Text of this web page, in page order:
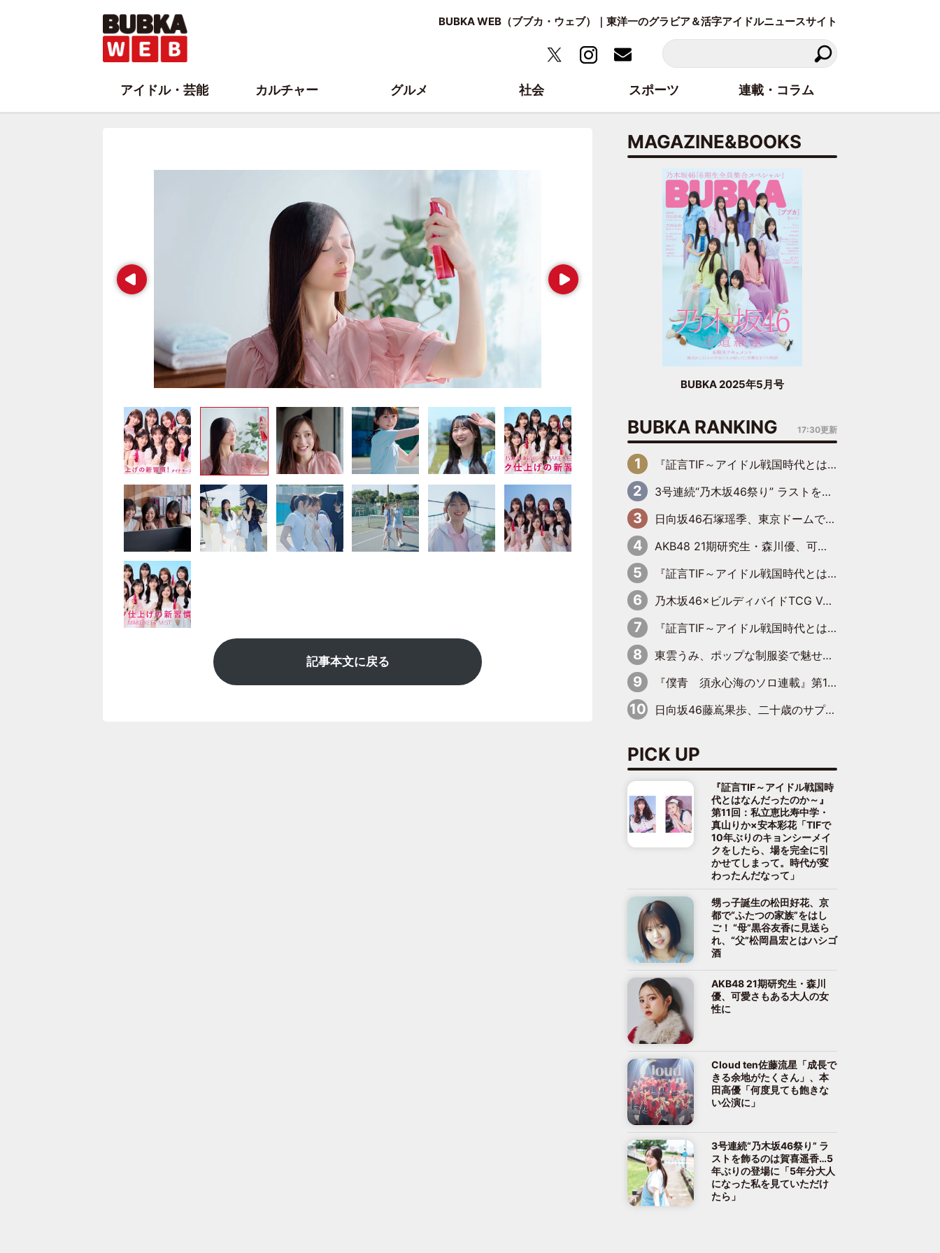
BUBKA WEB（ブブカ・ウェブ）｜東洋一のグラビア＆活字アイドルニュースサイト
Prev Next
記事本文に戻る
MAGAZINE&BOOKS
BUBKA 2025年5月号
BUBKA RANKING 17:30更新
『証言TIF～アイドル戦国時代とはなんだったのか～』第6回：でんぱ組.inc・古川未鈴×相沢梨紗「『ハロプロやりたかったな』って言ったら、夢眠ねむさんに『てめえはでんぱ組．incなんだよ！』って肩パンされて(笑)」
3号連続“乃木坂46祭り” ラストを飾るのは賀喜遥香…5年ぶりの登場に「5年分大人になった私を見ていただけたら」
日向坂46石塚瑶季、東京ドームで“観戦バレ”！ ナイツ・塙も認めた「巨人に詳しすぎるアイドル」は元VENUSスクール生で杉内コーチ推し⁉
AKB48 21期研究生・森川優、可愛さもある大人の女性に
『証言TIF～アイドル戦国時代とはなんだったのか～』第10回：さくら学院・武藤彩未×飯田らうら「正直、中3で辞めるというのを信じてなくて。そう言われてはいたけど、嘘でしょって」
乃木坂46×ビルディバイドTCG Vol.2公開 賀喜遥香＆田村真佑が『京まふ』ステージに登壇
『証言TIF～アイドル戦国時代とはなんだったのか～』第8回：Negicco・Nao☆×Megu×Kaede「東京からオファーが来たのと、梨の皮剥きとどっちが大事なんだって」
東雲うみ、ポップな制服姿で魅せる“東雲グリーン”の正体
『僕青 須永心海のソロ連載』第18回：「バーゲンセールハンターみうな inしまむら」編
日向坂46藤嶌果歩、二十歳のサプライズバースデーに大喜び「頼られる先輩になれるように努力していきたい」
PICK UP
『証言TIF～アイドル戦国時
代とはなんだったのか～』
第11回：私立恵比寿中学・
真山りか×安本彩花「TIFで
10年ぶりのキョンシーメイ
クをしたら、場を完全に引
かせてしまって。時代が変
わったんだなって」
甥っ子誕生の松田好花、京
都で“ふたつの家族”をはし
ご！ “母”黒谷友香に見送ら
れ、“父”松岡昌宏とはハシゴ
酒
AKB48 21期研究生・森川
優、可愛さもある大人の女
性に
Cloud ten佐藤流星「成長で
きる余地がたくさん」、本
田高優「何度見ても飽きな
い公演に」
3号連続“乃木坂46祭り” ラ
ストを飾るのは賀喜遥香…5
年ぶりの登場に「5年分大人
になった私を見ていただけ
たら」
アイドル・芸能 カルチャー グルメ 社会 スポーツ 連載・コラム